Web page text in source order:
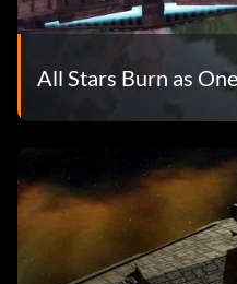
All Stars Burn as